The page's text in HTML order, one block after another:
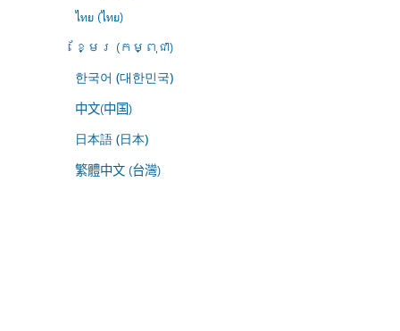
ไทย (ไทย)
ខ្មែរ (កម្ពុជា)
한국어 (대한민국)
中文(中国)
日本語 (日本)
繁體中文 (台灣)